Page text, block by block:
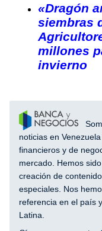
«Dragón
siembras
millones
invierno
noticias en
financieros y de
mercado. Hemos
creación de
especiales. Nos
referencia en el país
Latina.